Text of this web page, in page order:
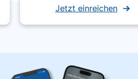
Jetzt einreichen